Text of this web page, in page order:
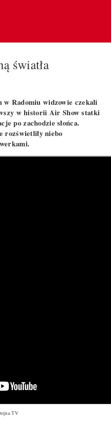
światła
w Radomiu widzowie czekali
w historii Air Show statki
po zachodzie słońca.
rozświetliły niebo
TV